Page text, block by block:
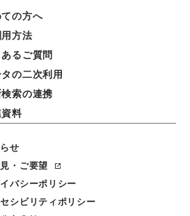
の方へ
方法
あるご質問
の二次利用
索の連携
料
せ
・ご要望
バシーポリシー
シビリティポリシー